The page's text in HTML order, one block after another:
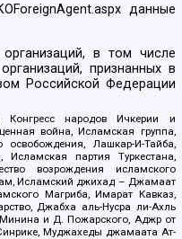
данные
в том числе
признанных в
Российской Федерации
народов Ичкерии и
война, Исламская группа,
освобождения, Лашкар-И-Тайба,
партия Туркестана,
возрождения исламского
Исламский джихад – Джамаат
Магриба, Имарат Кавказ,
Джабха аль-Нусра ли-Ахль
и Д. Пожарского, Аджр от
Муджахеды джамаата Ат-